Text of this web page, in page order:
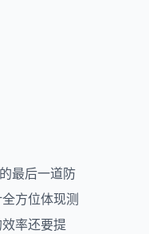
最后一道防
方位体现测
率还要提